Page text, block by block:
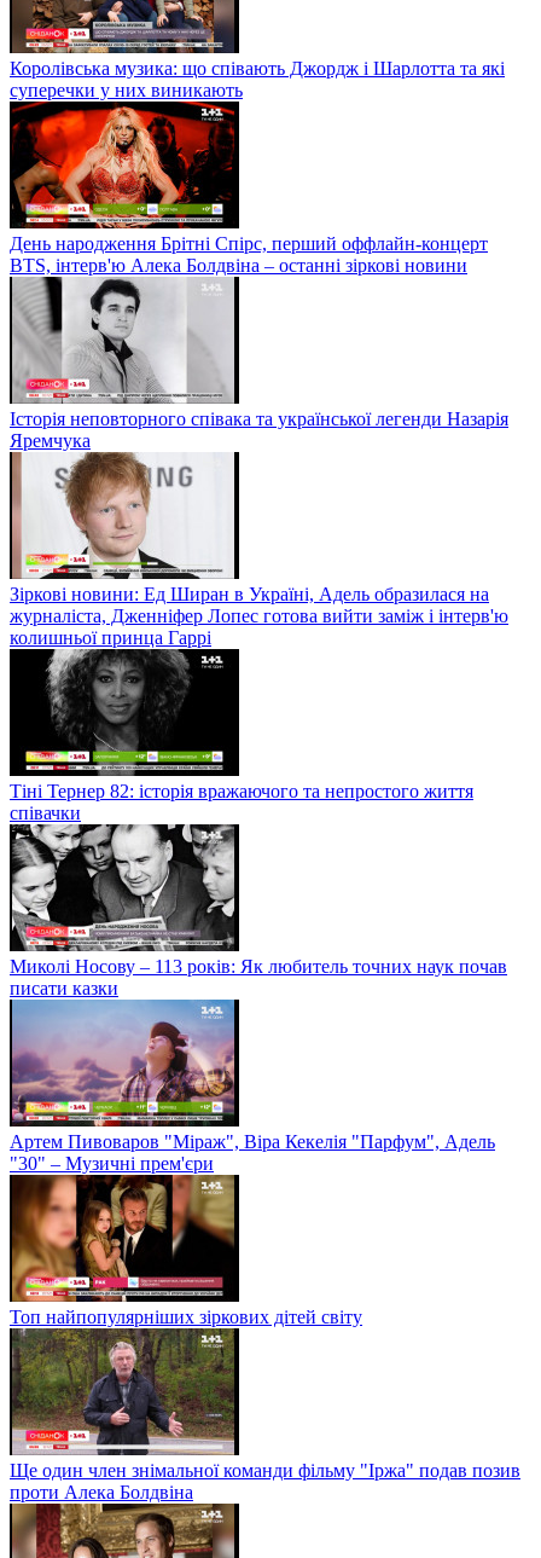
Королівська музика: що співають Джордж і Шарлотта та які
суперечки у них виникають
День народження Брітні Спірс, перший оффлайн-концерт
BTS, інтерв'ю Алека Болдвіна – останні зіркові новини
Історія неповторного співака та української легенди Назарія
Яремчука
Зіркові новини: Ед Ширан в Україні, Адель образилася на
журналіста, Дженніфер Лопес готова вийти заміж і інтерв'ю
колишньої принца Гаррі
Тіні Тернер 82: історія вражаючого та непростого життя
співачки
Миколі Носову – 113 років: Як любитель точних наук почав
писати казки
Артем Пивоваров "Міраж", Віра Кекелія "Парфум", Адель
"30" – Музичні прем'єри
Топ найпопулярніших зіркових дітей світу
Ще один член знімальної команди фільму "Іржа" подав позив
проти Алека Болдвіна